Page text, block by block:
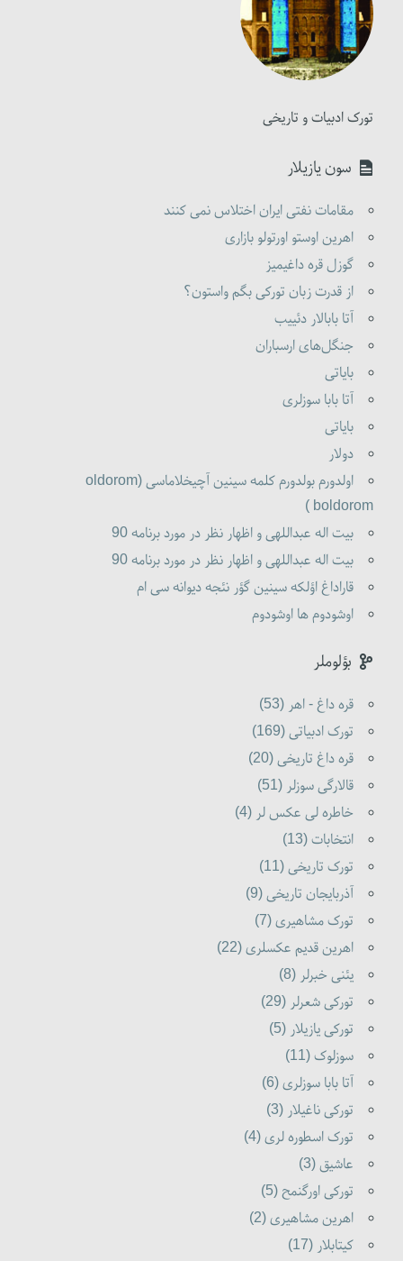
تورک ادبیات و تاریخی
سون یازیلار
مقامات نفتی ایران اختلاس نمی کنند
اهرین اوستو اورتولو بازاری
گوزل قره داغیمیز
از قدرت زبان تورکی بگم واستون؟
آتا بابالار دئییب
جنگل‌های ارسباران
بایاتی
آتا بابا سوزلری
بایاتی
دولار
اولدورم بولدورم کلمه سینین آچیخلاماسی (oldorom
boldorom )
بیت اله عبداللهی و اظهار نظر در مورد برنامه 90
بیت اله عبداللهی و اظهار نظر در مورد برنامه 90
قاراداغ اؤلکه سینین گؤر نئجه دیوانه سی ام
اوشودوم ها اوشودوم
بؤلوملر
قره داغ - اهر (53)
تورک ادبیاتی (169)
قره داغ تاریخی (20)
قالارگی سوزلر (51)
خاطره لی عکس لر (4)
انتخابات (13)
تورک تاریخی (11)
آذربایجان تاریخی (9)
تورک مشاهیری (7)
اهرین قدیم عکسلری (22)
یئنی خبرلر (8)
تورکی شعرلر (29)
تورکی یازیلار (5)
سوزلوک (11)
آتا بابا سوزلری (6)
تورکی ناغیلار (3)
تورک اسطوره لری (4)
عاشیق (3)
تورکی اورگنمح (5)
اهرین مشاهیری (2)
کیتابلار (17)